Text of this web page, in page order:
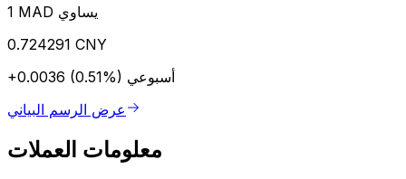
1 MAD يساوي
0.724291 CNY
+0.0036 (0.51%) أسبوعي
عرض الرسم البياني
معلومات العملات